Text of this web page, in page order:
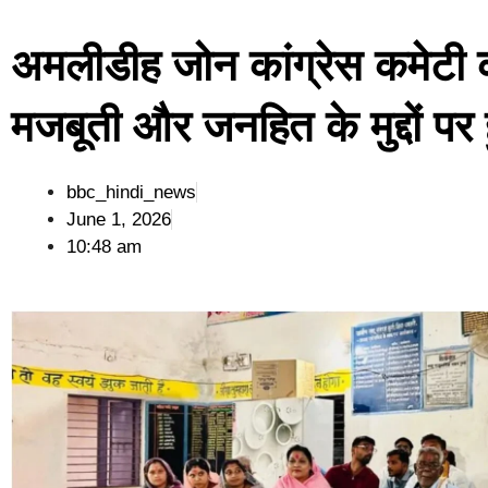
अमलीडीह जोन कांग्रेस
मजबूती और जनहित के मुद्दों
bbc_hindi_news
June 1, 2026
10:48 am